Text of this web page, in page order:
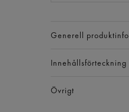
Generell produktinfo
Innehållsförteckning
Övrigt